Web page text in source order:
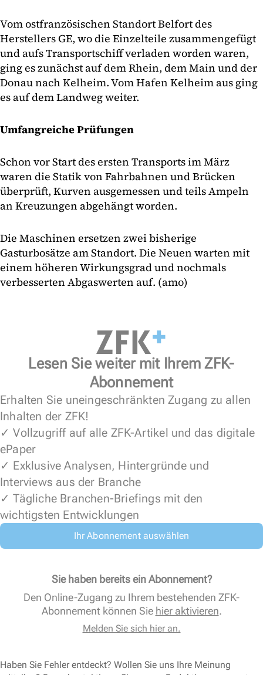
Vom ostfranzösischen Standort Belfort des
Herstellers GE, wo die Einzelteile zusammengefügt
und aufs Transportschiff verladen worden waren,
ging es zunächst auf dem Rhein, dem Main und der
Donau nach Kelheim. Vom Hafen Kelheim aus ging
es auf dem Landweg weiter.
Umfangreiche Prüfungen
Schon vor Start des ersten Transports im März
waren die Statik von Fahrbahnen und Brücken
überprüft, Kurven ausgemessen und teils Ampeln
an Kreuzungen abgehängt worden.
Die Maschinen ersetzen zwei bisherige
Gasturbosätze am Standort. Die Neuen warten mit
einem höheren Wirkungsgrad und nochmals
verbesserten Abgaswerten auf. (amo)
Lesen Sie weiter mit Ihrem ZFK-
Abonnement
Erhalten Sie uneingeschränkten Zugang zu allen
Inhalten der ZFK!
✓ Vollzugriff auf alle ZFK-Artikel und das digitale
ePaper
✓ Exklusive Analysen, Hintergründe und
Interviews aus der Branche
✓ Tägliche Branchen-Briefings mit den
wichtigsten Entwicklungen
Ihr Abonnement auswählen
Sie haben bereits ein Abonnement?
Den Online-Zugang zu Ihrem bestehenden ZFK-
Abonnement können Sie hier aktivieren.
Melden Sie sich hier an.
Haben Sie Fehler entdeckt? Wollen Sie uns Ihre Meinung